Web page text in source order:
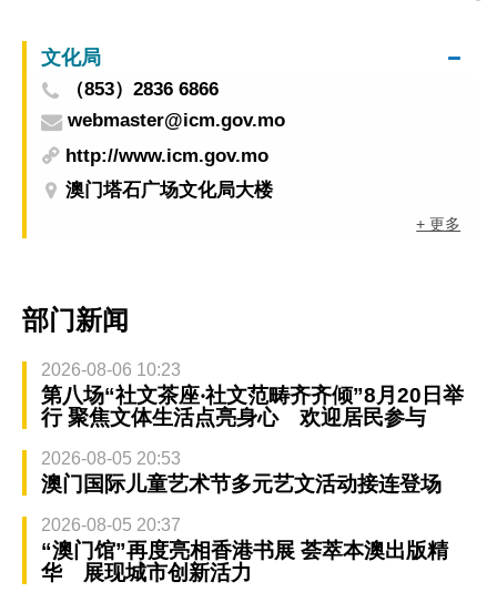
文化局
（853）2836 6866
webmaster@icm.gov.mo
http://www.icm.gov.mo
澳门塔石广场文化局大楼
+ 更多
部门新闻
2026-08-06 10:23
第八场“社文茶座‧社文范畴齐齐倾”8月20日举
行 聚焦文体生活点亮身心 欢迎居民参与
2026-08-05 20:53
澳门国际儿童艺术节多元艺文活动接连登场
2026-08-05 20:37
“澳门馆”再度亮相香港书展 荟萃本澳出版精
华 展现城市创新活力